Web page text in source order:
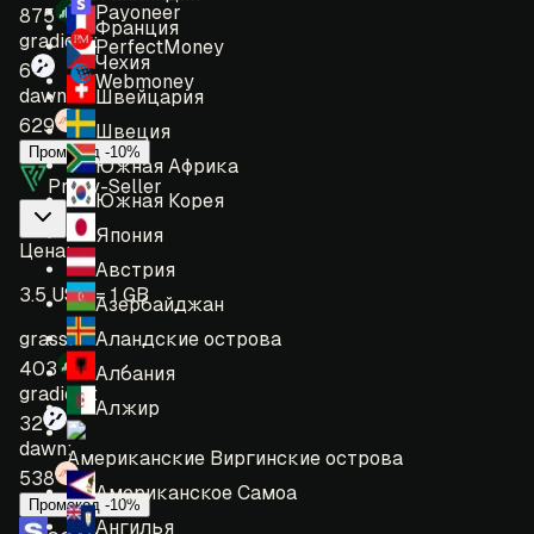
Франция
Чехия
Швейцария
Швеция
Южная Африка
Южная Корея
Япония
Австрия
Азербайджан
Аландские острова
Албания
Алжир
Американские Виргинские острова
Американское Самоа
Ангилья
Payoneer
PerfectMoney
Webmoney
875
gradient:
6
dawn:
629
Промокод -10%
Proxy-Seller
Цена:
3.5 USD = 1 GB
grass:
403
gradient:
32
dawn:
538
Промокод -10%